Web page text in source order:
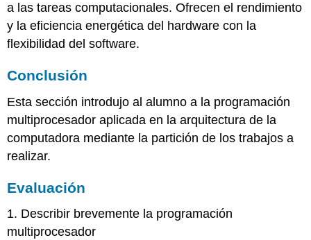
a las tareas computacionales. Ofrecen el rendimiento
y la eficiencia energética del hardware con la
flexibilidad del software.
Conclusión
Esta sección introdujo al alumno a la programación
multiprocesador aplicada en la arquitectura de la
computadora mediante la partición de los trabajos a
realizar.
Evaluación
1. Describir brevemente la programación
multiprocesador